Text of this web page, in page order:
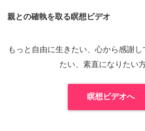
親との確執を取る瞑想ビデオ
もっと自由に生きたい、心から感謝し
たい、素直になりたい
瞑想ビデオへ